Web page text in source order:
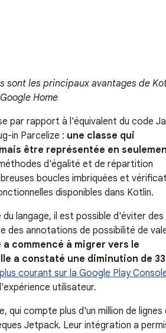
les principaux avantages de
Home
par rapport à l'équivalent du code
in Parcelize : une classe qui
être représentée en
d'égalité et de répartition
boucles imbriquées et
disponibles dans Kotlin.
langage, il est possible d'éviter des
des annotations de possibilité de
commencé à migrer vers le
a constaté une diminution de
courant sur la Google Play
utilisateur.
qui compte plus d'un million de lignes
Jetpack. Leur intégration a